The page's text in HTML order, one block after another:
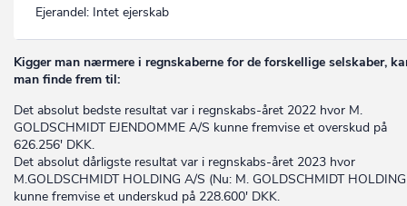
Ejerandel: Intet ejerskab
Kigger man nærmere i regnskaberne for de forskellige selskaber,
man finde frem til:
Det absolut bedste resultat var i regnskabs-året 2022 hvor M.
GOLDSCHMIDT EJENDOMME A/S kunne fremvise et overskud på
626.256' DKK.
Det absolut dårligste resultat var i regnskabs-året 2023 hvor
M.GOLDSCHMIDT HOLDING A/S (Nu: M. GOLDSCHMIDT
kunne fremvise et underskud på 228.600' DKK.